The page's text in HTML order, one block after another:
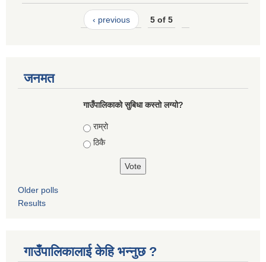
‹ previous 5 of 5
जनमत
गाउँपालिकाको सुबिधा कस्तो लग्यो?
Choices
राम्रो
ठिकै
Older polls
Results
गाउँपालिकालाई केहि भन्नुछ ?